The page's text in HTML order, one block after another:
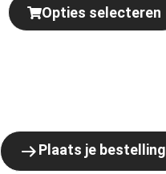
Opties selecteren
Plaats je bestelling